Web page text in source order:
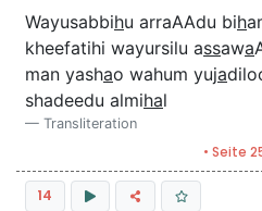
Wayusabbihu arraAAdu bih
kheefatihi wayursilu assawa
man yashao wahum yuja
shadeedu almihal
Transliteration
• Seite
14